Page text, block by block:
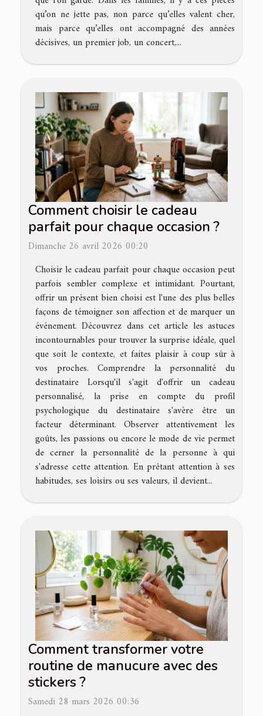
qu’on ne jette pas, non parce qu’elles valent cher,
mais parce qu’elles ont accompagné des années
décisives, un premier job, un concert,...
Comment choisir le cadeau
parfait pour chaque occasion ?
Dimanche 26 avril 2026 00:20
Choisir le cadeau parfait pour chaque occasion peut
parfois sembler complexe et intimidant. Pourtant,
offrir un présent bien choisi est l'une des plus belles
façons de témoigner son affection et de marquer un
événement. Découvrez dans cet article les astuces
incontournables pour trouver la surprise idéale, quel
que soit le contexte, et faites plaisir à coup sûr à
vos proches. Comprendre la personnalité du
destinataire Lorsqu'il s'agit d'offrir un cadeau
personnalisé, la prise en compte du profil
psychologique du destinataire s'avère être un
facteur déterminant. Observer attentivement les
goûts, les passions ou encore le mode de vie permet
de cerner la personnalité de la personne à qui
s'adresse cette attention. En prêtant attention à ses
habitudes, ses loisirs ou ses valeurs, il devient...
Comment transformer votre
routine de manucure avec des
stickers ?
Samedi 28 mars 2026 00:36